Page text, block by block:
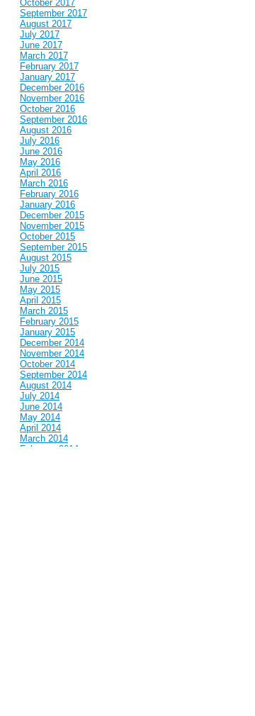
October 2017
September 2017
August 2017
July 2017
June 2017
March 2017
February 2017
January 2017
December 2016
November 2016
October 2016
September 2016
August 2016
July 2016
June 2016
May 2016
April 2016
March 2016
February 2016
January 2016
December 2015
November 2015
October 2015
September 2015
August 2015
July 2015
June 2015
May 2015
April 2015
March 2015
February 2015
January 2015
December 2014
November 2014
October 2014
September 2014
August 2014
July 2014
June 2014
May 2014
April 2014
March 2014
February 2014